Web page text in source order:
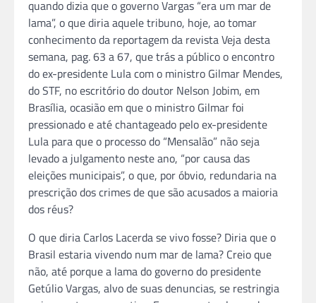
quando dizia que o governo Vargas “era um mar de
lama”, o que diria aquele tribuno, hoje, ao tomar
conhecimento da reportagem da revista Veja desta
semana, pag. 63 a 67, que trás a público o encontro
do ex-presidente Lula com o ministro Gilmar Mendes,
do STF, no escritório do doutor Nelson Jobim, em
Brasília, ocasião em que o ministro Gilmar foi
pressionado e até chantageado pelo ex-presidente
Lula para que o processo do “Mensalão” não seja
levado a julgamento neste ano, “por causa das
eleições municipais”, o que, por óbvio, redundaria na
prescrição dos crimes de que são acusados a maioria
dos réus?
O que diria Carlos Lacerda se vivo fosse? Diria que o
Brasil estaria vivendo num mar de lama? Creio que
não, até porque a lama do governo do presidente
Getúlio Vargas, alvo de suas denuncias, se restringia